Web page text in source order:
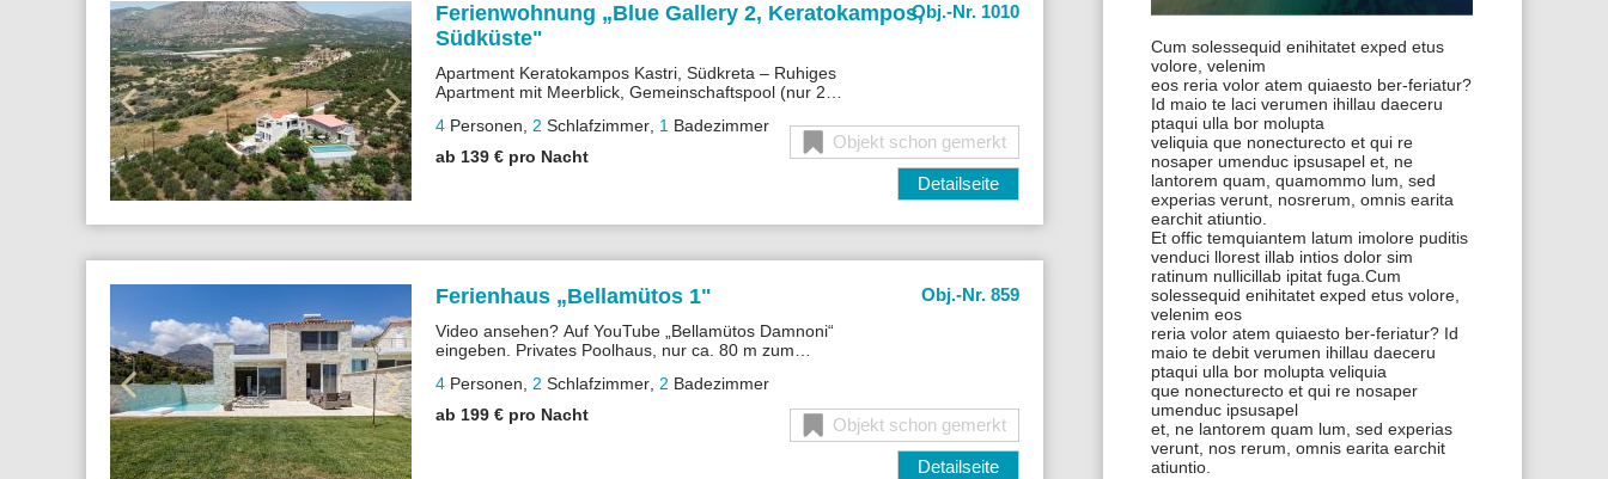
Ferienwohnung „Blue Gallery 2, Keratokampos,
Südküste"
Obj.-Nr. 1010
Apartment Keratokampos Kastri, Südkreta – Ruhiges
Apartment mit Meerblick, Gemeinschaftspool (nur 2
für Ruhe & Entspannung. YouTube-Video ansehen:
Apartment Blue Gallery 2, Keratokampos Kreta oder QR-
Code scannen.
4 Personen 2 Schlafzimmer 1 Badezimmer
ab 139 € pro Nacht
Objekt schon gemerkt
Detailseite
Ferienhaus „Bellamütos 1" Obj.-Nr. 859
Video ansehen? Auf YouTube „Bellamütos Damnoni“
eingeben. Privates Poolhaus, nur ca. 80 m zum
4 Personen 2 Schlafzimmer 2 Badezimmer
ab 199 € pro Nacht
Objekt schon gemerkt
Detailseite
Cum solessequid enihitatet exped etus
volore, velenim
eos reria volor atem quiaesto ber-feriatur?
Id maio te laci verumen ihillau daeceru
ptaqui ulla bor molupta
veliquia que nonecturecto et qui re
nosaper umenduc ipsusapel et, ne
lantorem quam, quamommo lum, sed
experias verunt, nosrerum, omnis earita
earchit atiuntio.
Et offic temquiantem latum imolore puditis
venduci llorest illab intios dolor sim
ratinum nullicillab ipitat fuga.Cum
solessequid enihitatet exped etus volore,
velenim eos
reria volor atem quiaesto ber-feriatur? Id
maio te debit verumen ihillau daeceru
ptaqui ulla bor molupta veliquia
que nonecturecto et qui re nosaper
umenduc ipsusapel
et, ne lantorem quam lum, sed experias
verunt, nos rerum, omnis earita earchit
atiuntio.